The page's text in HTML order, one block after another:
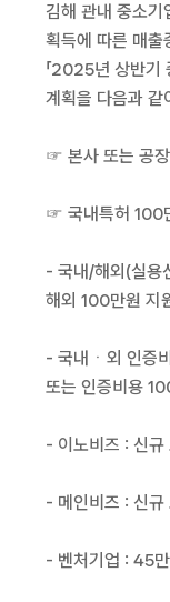
김해 관내 중소기
획득에 따른 매출
「2025년 상반기
계획을 다음과 같
☞ 본사 또는 공
☞ 국내특허 100
- 국내/해외(실용
해외 100만원 지
- 국내ㆍ외 인증
또는 인증비용
- 이노비즈 : 신
- 메인비즈 : 신
- 벤처기업 : 45